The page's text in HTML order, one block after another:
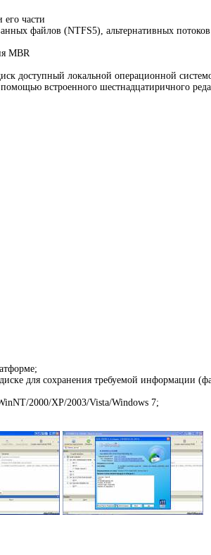
части
файлов (NTFS5), альтернативных
MBR
доступный локальной операционной
встроенного шестнадцатиричного
для сохранения требуемой информации
2000/XP/2003/Vista/Windows 7;